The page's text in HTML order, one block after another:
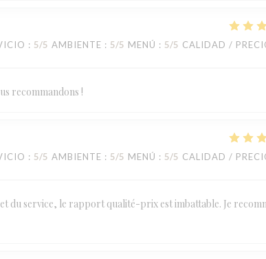
: 5/5 AMBIENTE : 5/5 MENÚ : 5/5 CALIDAD /
recommandons !
: 5/5 AMBIENTE : 5/5 MENÚ : 5/5 CALIDAD /
du service, le rapport qualité-prix est imbattable. Je